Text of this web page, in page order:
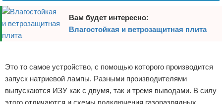
Вам будет интересно:
Влагостойкая и ветрозащитная плита
Это то самое устройство, с помощью которого производится
запуск натриевой лампы. Разными производителями
выпускаются ИЗУ как с двумя, так и тремя выводами. В силу
этого отличаются и схемы подключения газоразрядных